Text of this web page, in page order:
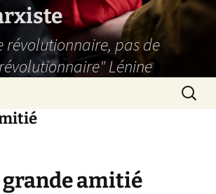
révolutionnaire, pas de
Lénine
grande amitié